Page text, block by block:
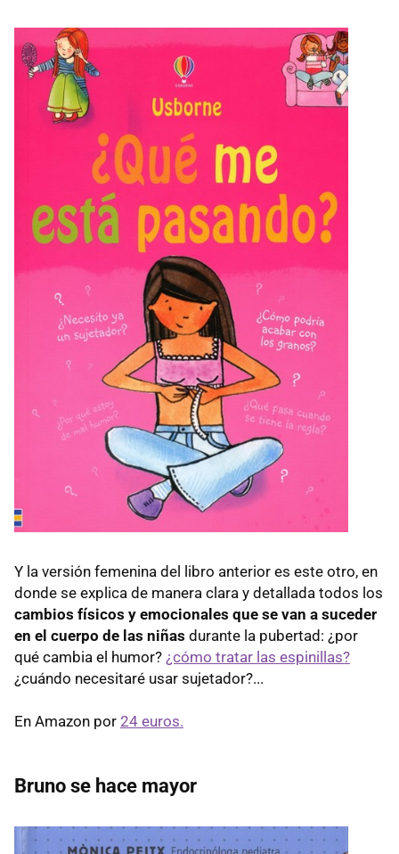
Y la versión femenina del libro anterior es este otro, en
donde se explica de manera clara y detallada todos los
cambios físicos y emocionales que se van a suceder
en el cuerpo de las niñas durante la pubertad: ¿por
qué cambia el humor? ¿cómo tratar las espinillas?
¿cuándo necesitaré usar sujetador?...
En Amazon por 24 euros.
Bruno se hace mayor